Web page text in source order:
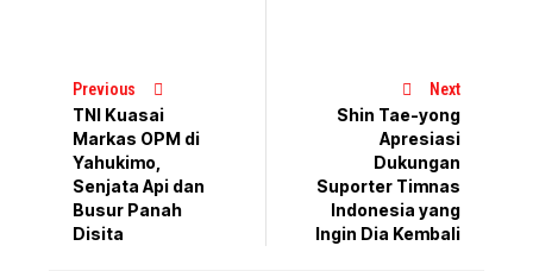
Previous
TNI Kuasai
Markas OPM di
Yahukimo,
Senjata Api dan
Busur Panah
Disita
Next
Shin Tae-yong
Apresiasi
Dukungan
Suporter Timnas
Indonesia yang
Ingin Dia Kembali